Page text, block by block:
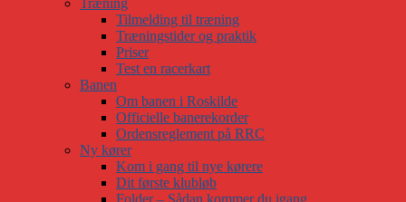
Tilmelding til træning
Træningstider og praktik
Priser
Test en racerkart
Banen
Om banen i Roskilde
Officielle banerekorder
Ordensreglement på RRC
Ny kører
Kom i gang til nye kørere
Dit første klubløb
Folder – Sådan kommer du igang…